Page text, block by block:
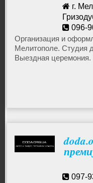
Искусство
Медицинские услуги
Няни, сиделки
г.
096-
Организация и
Мелитополе. Студия
Выездная церемония.
097-